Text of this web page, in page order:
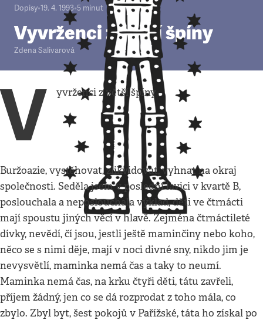
Dopisy•19. 4. 1993•5 minut
Vyvrženci z větší špíny
Zdena Salivarová
V yvrženci z větší špíny
Buržoazie, vystěhovat, zlikvidovat, vyhnat na okraj
společnosti. Seděla jsem v poslední lavici v kvartě B,
poslouchala a neposlouchala výklad, děti ve čtrnácti
mají spoustu jiných věcí v hlavě. Zejména čtrnáctileté
dívky, nevědí, čí jsou, jestli ještě maminčiny nebo koho,
něco se s nimi děje, mají v noci divné sny, nikdo jim je
nevysvětlí, maminka nemá čas a taky to neumí.
Maminka nemá čas, na krku čtyři děti, tátu zavřeli,
příjem žádný, jen co se dá rozprodat z toho mála, co
zbylo. Zbyl byt, šest pokojů v Pařížské, táta ho získal po